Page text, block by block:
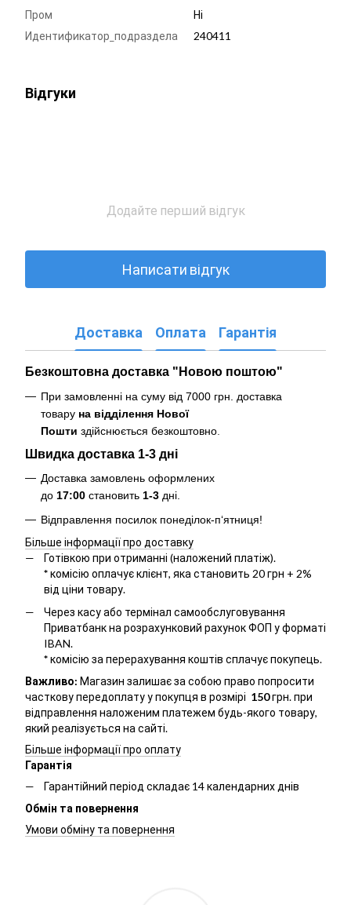
Пром
Ні
Идентификатор_подраздела
240411
Відгуки
Додайте перший відгук
Написати відгук
Доставка Оплата Гарантія
Безкоштовна доставка "Новою поштою"
При замовленні на суму від 7000 грн. доставка
товару на відділення Нової
Пошти здійснюється безкоштовно
Швидка доставка 1-3 дні
Доставка замовлень оформлених
до 17:00 становить 1-3 дні.
Відправлення посилок понеділок-п‘ятниця!
Більше інформації про доставку
Готівкою при отриманні (наложений платіж).
*комісію оплачує клієнт, яка становить 20 грн + 2%
від ціни товару.
Через касу або термінал самообслуговування
Приватбанк на розрахунковий рахунок ФОП у форматі
IBAN.
*комісію за перерахування коштів сплачує покупець.
Важливо: Магазин залишає за собою право попросити
часткову передоплату у покупця в розмірі 150грн. при
відправлення наложеним платежем будь-якого товару,
який реалізується на сайті.
Більше інформації про оплату
Гарантія
Гарантійний період складає 14 календарних днів
Обмін та повернення
Умови обміну та повернення